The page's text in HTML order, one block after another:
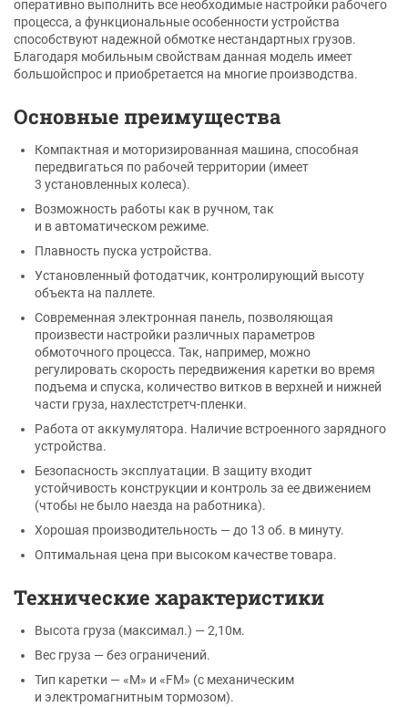
оперативно выполнить все необходимые настройки рабочего
процесса, а функциональные особенности устройства
способствуют надежной обмотке нестандартных грузов.
Благодаря мобильным свойствам данная модель имеет
большойспрос и приобретается на многие производства.
Основные преимущества
Компактная и моторизированная машина, способная
передвигаться по рабочей территории (имеет
3 установленных колеса).
Возможность работы как в ручном, так
и в автоматическом режиме.
Плавность пуска устройства.
Установленный фотодатчик, контролирующий высоту
объекта на паллете.
Современная электронная панель, позволяющая
произвести настройки различных параметров
обмоточного процесса. Так, например, можно
регулировать скорость передвижения каретки во время
подъема и спуска, количество витков в верхней и нижней
части груза, нахлестстретч-пленки.
Работа от аккумулятора. Наличие встроенного зарядного
устройства.
Безопасность эксплуатации. В защиту входит
устойчивость конструкции и контроль за ее движением
(чтобы не было наезда на работника).
Хорошая производительность — до 13 об. в минуту.
Оптимальная цена при высоком качестве товара.
Технические характеристики
Высота груза (максимал.) — 2,10м.
Вес груза — без ограничений.
Тип каретки — «М» и «FM» (с механическим
и электромагнитным тормозом).